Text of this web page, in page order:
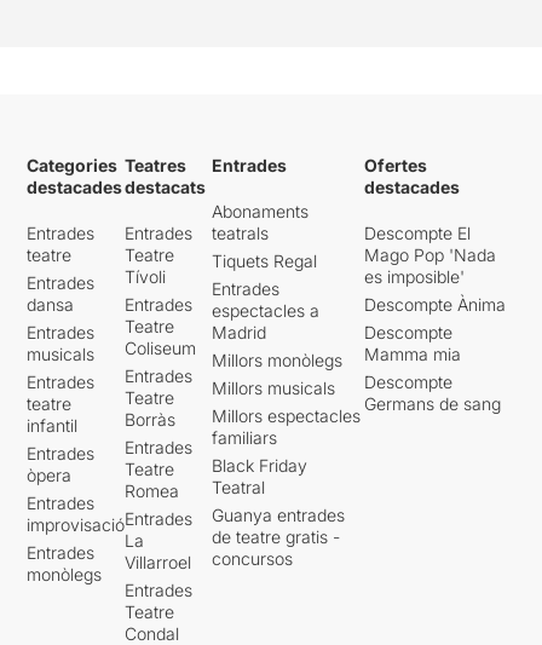
Categories
destacades
Entrades
teatre
Entrades
dansa
Entrades
musicals
Entrades
teatre
infantil
Entrades
òpera
Entrades
improvisació
Entrades
monòlegs
Teatres
destacats
Entrades
Teatre
Tívoli
Entrades
Teatre
Coliseum
Entrades
Teatre
Borràs
Entrades
Teatre
Romea
Entrades
La
Villarroel
Entrades
Teatre
Condal
Entrades
Abonaments
teatrals
Tiquets Regal
Entrades
espectacles a
Madrid
Millors monòlegs
Millors musicals
Millors espectacles
familiars
Black Friday
Teatral
Guanya entrades
de teatre gratis -
concursos
Ofertes
destacades
Descompte El
Mago Pop 'Nada
es imposible'
Descompte Ànima
Descompte
Mamma mia
Descompte
Germans de sang